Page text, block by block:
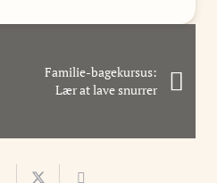
Familie-bagekursus:
Lær at lave snurrer